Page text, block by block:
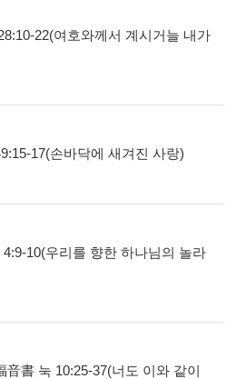
22(여호와께서 계시거늘 내가
17(손바닥에 새겨진 사랑)
10(우리를 향한 하나님의 놀라
音書 눅 10:25-37(너도 이와 같이